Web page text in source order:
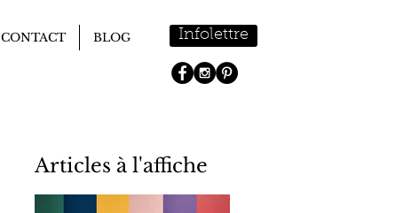
CONTACT BLOG Infolettre
Articles à l'affiche